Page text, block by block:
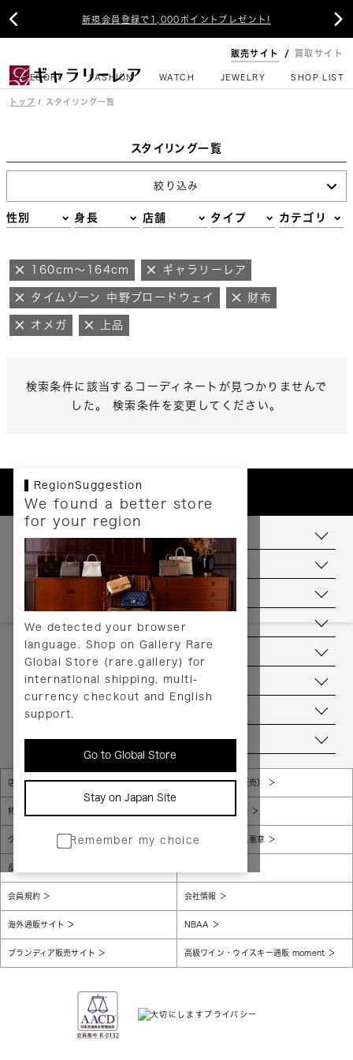
新規会員登録で1,000ポイントプレゼント!
 
販売サイト 買取サイト
CATEGORY FASHION WATCH JEWELRY SHOP LIST
トップ スタイリング一覧
スタイリング一覧
絞り込み
性別 身長 店舗 タイプ カテゴリ
160cm～164cm ギャラリーレア
タイムゾーン 中野ブロードウェイ 財布
オメガ 上品
検索条件に該当するコーディネートが見つかりませんで
した。 検索条件を変更してください。
RegionSuggestion
We found a better store
for your region
We detected your browser
language. Shop on Gallery Rare
Global Store (rare.gallery) for
international shipping, multi-
currency checkout and English
support.
Go to Global Store
Stay on Japan Site
Remember my choice
お支払いについて
配送について
送料について
返品について
ヘルプ
お問い合わせ
当店について
店舗一覧 販売規約（店頭販売）
特定商取引法に基づく表示 個人情報保護方針
グローバルプライバシーポリシー コンプライアンス憲章
反社会的勢力に対する基本方針
会員規約 会社情報
海外通販サイト NBAA
ブランディア販売サイト 高級ワイン・ウイスキー通販 moment